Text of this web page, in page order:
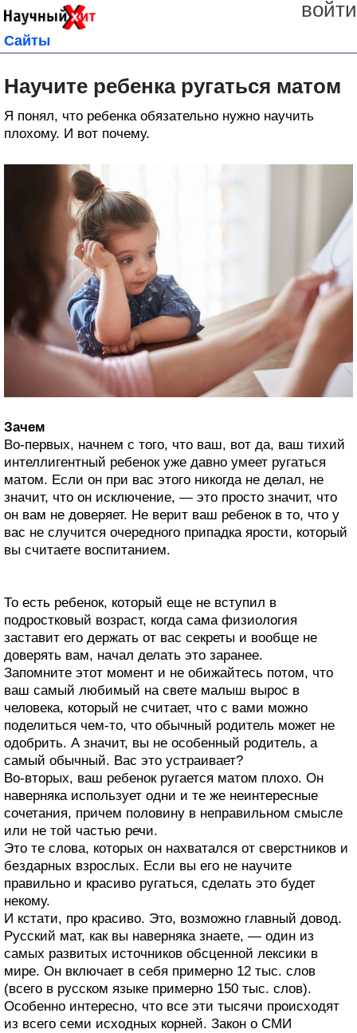
войти
Сайты
Научите ребенка ругаться матом
Я понял, что ребенка обязательно нужно научить
плохому. И вот почему.
Зачем
Во-первых, начнем с того, что ваш, вот да, ваш тихий
интеллигентный ребенок уже давно умеет ругаться
матом. Если он при вас этого никогда не делал, не
значит, что он исключение, — это просто значит, что
он вам не доверяет. Не верит ваш ребенок в то, что у
вас не случится очередного припадка ярости, который
вы считаете воспитанием.
То есть ребенок, который еще не вступил в
подростковый возраст, когда сама физиология
заставит его держать от вас секреты и вообще не
доверять вам, начал делать это заранее.
Запомните этот момент и не обижайтесь потом, что
ваш самый любимый на свете малыш вырос в
человека, который не считает, что с вами можно
поделиться чем-то, что обычный родитель может не
одобрить. А значит, вы не особенный родитель, а
самый обычный. Вас это устраивает?
Во-вторых, ваш ребенок ругается матом плохо. Он
наверняка использует одни и те же неинтересные
сочетания, причем половину в неправильном смысле
или не той частью речи.
Это те слова, которых он нахватался от сверстников и
бездарных взрослых. Если вы его не научите
правильно и красиво ругаться, сделать это будет
некому.
И кстати, про красиво. Это, возможно главный довод.
Русский мат, как вы наверняка знаете, — один из
самых развитых источников обсценной лексики в
мире. Он включает в себя примерно 12 тыс. слов
(всего в русском языке примерно 150 тыс. слов).
Особенно интересно, что все эти тысячи происходят
из всего семи исходных корней. Закон о СМИ